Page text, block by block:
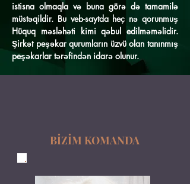
istisna olmaqla və buna görə də tamamilə
müstəqildir. Bu veb-saytda heç nə qorunmuş
Hüquq məsləhəti kimi qəbul edilməməlidir.
Şirkət peşəkar qurumların üzvü olan tanınmış
peşəkarlar tərəfindən idarə olunur.
BİZİM KOMANDA